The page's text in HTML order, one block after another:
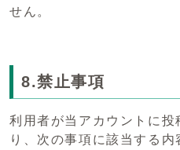
せん。
8.禁止事項
利用者が当アカウントに
り、次の事項に該当する内